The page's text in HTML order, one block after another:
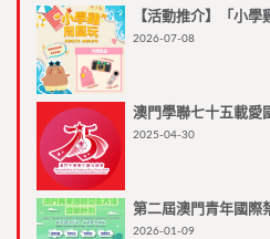
【活動推介】「小學
2026-07-08
澳門學聯七十五載愛
2025-04-30
第二屆澳門青年國際
2026-01-09